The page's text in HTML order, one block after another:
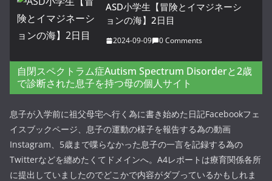
ASD小学生【冒険とイマジネーシ
ョンの海】2日目
2024-09-09 0 Comments
自閉スペクトラム症Autism Spectrum Disorderと2歳
で診断された息子を持つ母の個人サイト
息子が入学前に祖父母宅へ行く為に書き始めた日記Facebookフェ
イスブックページ、息子の運動の様子を報告する為の動画
Instagram、5歳まで喋らなかった息子の一言を記録する為の
Twitterなどを纏めたくてドメインへ。A4レポートは療育関係各所
に提出していましたのでどこかで内容がダブっているかもしれま